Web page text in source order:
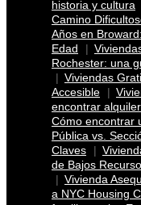
historia y cultura
Camino
Años en
Edad
Rochester: una
Viviendas
Accesible
encontrar
Cómo encontrar
Pública vs.
Claves
de Bajos
Vivienda
a NYC Housing